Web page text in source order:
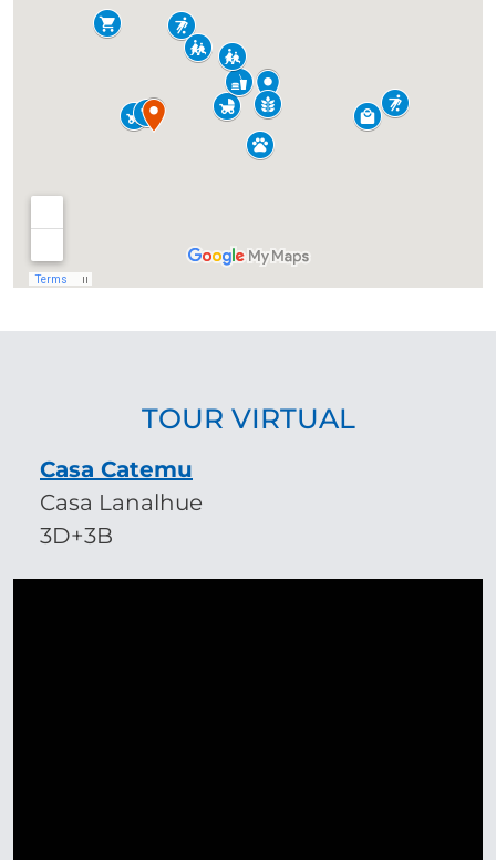
TOUR VIRTUAL
Casa Catemu
Casa Lanalhue
3D+3B